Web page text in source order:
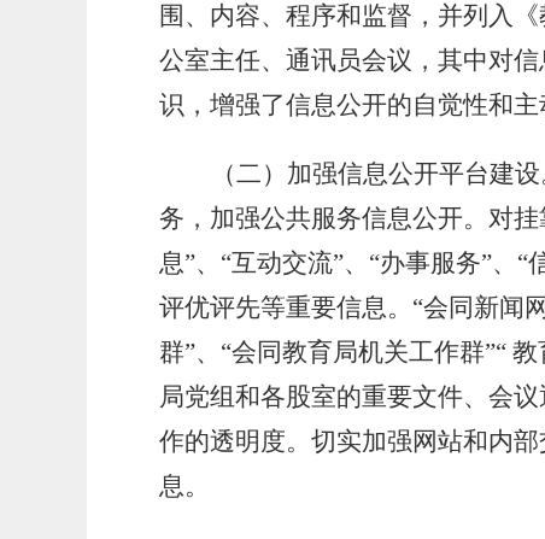
围、内容、程序和监督，并列入
公室主任、通讯员会议，其中对
识，增强了信息公开的自觉性和
（二）加强信息公开平台建
务，加强公共服务信息公开。对挂
息”、“互动交流”、“办事服务”、
评优评先等重要信息。“会同新闻
群”、 “会同教育局机关工作群”“
局党组和各股室的重要文件、会
作的透明度。切实加强网站和内
息。